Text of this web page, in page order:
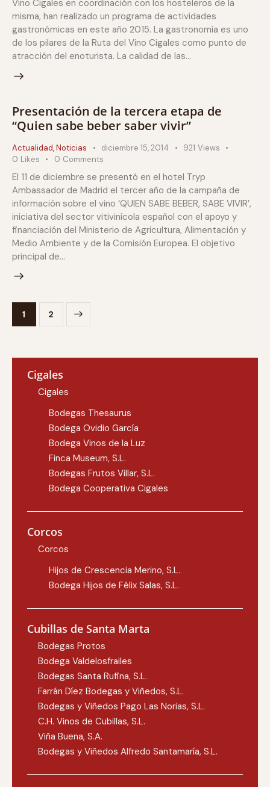
Vino Cigales en coordinación con los hosteleros de la
misma, han realizado un programa de actividades
gastronómicas en este año 2015. La gastronomía es uno
de los pilares de la Ruta del Vino Cigales como punto de
atracción del enoturista. La calidad de las…
Presentación de la tercera etapa de
“Quien sabe beber saber vivir”
Actualidad,Noticias diciembre 15, 2014 921 Views
0 Likes 0 Comments
El 11 de diciembre se presentó en el hotel Tryp
Ambassador de Madrid el tercer año de la campaña de
información sobre el vino ‘QUIEN SABE BEBER, SABE VIVIR’,
iniciativa del sector vitivinícola español con el apoyo y
financiación del Ministerio de Agricultura, Alimentación y
Medio Ambiente y de la Comisión Europea. El objetivo
principal de…
1 2
Cigales
Cigales
Bodegas Thesaurus
Bodega Ovidio García
Bodega Vinos de la Luz
Finca Museum, S.L.
Bodegas Frutos Villar, S.L.
Bodega Cooperativa Cigales
Corcos
Corcos
Hijos de Crescencia Merino, S.L.
Bodega Hijos de Félix Salas, S.L.
Cubillas de Santa Marta
Bodegas Protos
Bodega Valdelosfrailes
Bodegas Santa Rufina, S.L.
Farrán Díez Bodegas y Viñedos, S.L.
Bodegas y Viñedos Pago Las Norias, S.L.
C.H. Vinos de Cubillas, S.L.
Viña Buena, S.A.
Bodegas y Viñedos Alfredo Santamaría, S.L.